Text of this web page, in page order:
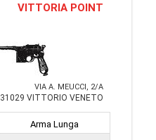
VITTORIA POINT
VIA A. MEUCCI, 2/A
31029 VITTORIO VENETO
Arma Lunga